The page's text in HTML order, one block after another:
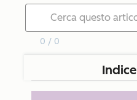
0 / 0
Indice